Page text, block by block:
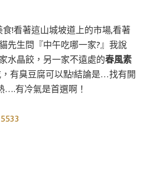
!看著這山城坡道上的市場,看著
先生問『中午吃哪一家?』我說
水晶餃，另一家不遠處的春風素
有臭豆腐可以點!結論是…找有開
….有冷氣是首選啊！